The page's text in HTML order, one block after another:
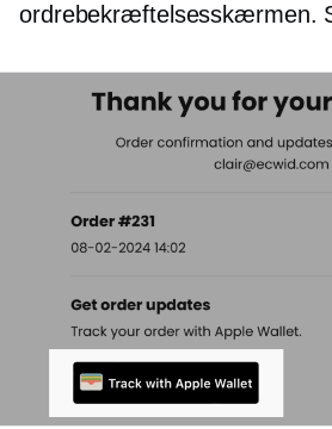
ordrebekræftelsesskærmen.